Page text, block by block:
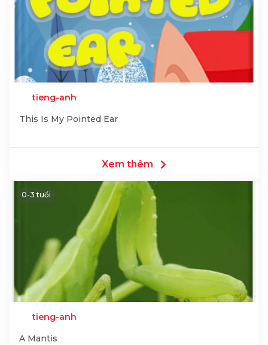
tieng-anh
This Is My Pointed Ear
Xem thêm
0-3 tuổi
tieng-anh
A Mantis